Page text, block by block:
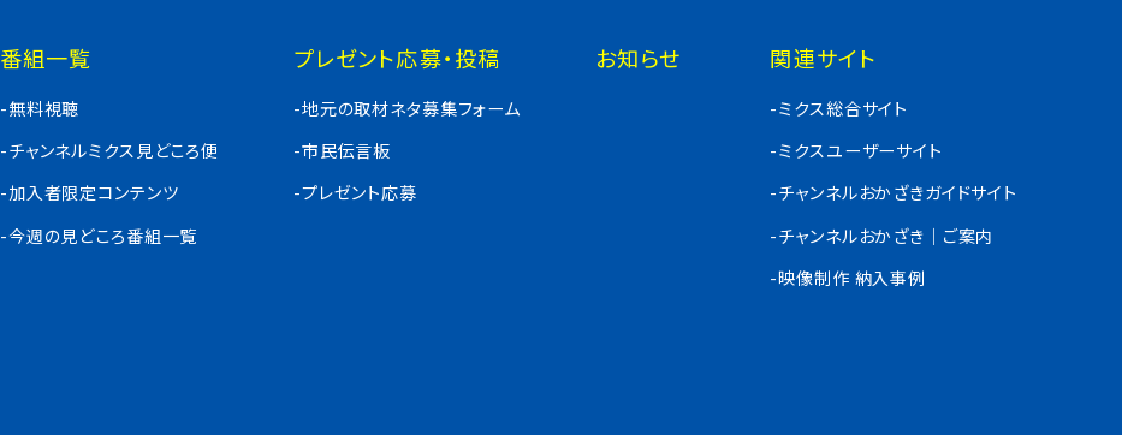
番組一覧
-無料視聴
-チャンネルミクス見どころ便
-加入者限定コンテンツ
-今週の見どころ番組一覧
プレゼント応募・投稿
-地元の取材ネタ募集フォーム
-市民伝言板
-プレゼント応募
お知らせ 関連サイト
-ミクス総合サイト
-ミクスユーザーサイト
-チャンネルおかざきガイドサイト
-チャンネルおかざき｜ご案内
-映像制作 納入事例